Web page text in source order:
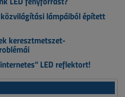
lámpáiból épített
keresztmetszet-
LED reflektort!